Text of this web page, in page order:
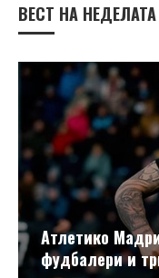
ВЕСТ НА НЕДЕЛАТА
Атлетико
фудбалери и